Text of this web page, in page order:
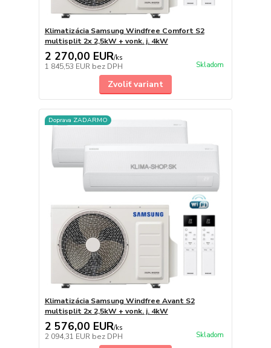
Klimatizácia Samsung Windfree Comfort S2
multisplit 2x 2,5kW + vonk. j. 4kW
2 270,00 EUR/ks
1 845,53 EUR bez DPH Skladom
Zvoliť variant
Doprava ZADARMO
Klimatizácia Samsung Windfree Avant S2
multisplit 2x 2,5kW + vonk. j. 4kW
2 576,00 EUR/ks
2 094,31 EUR bez DPH Skladom